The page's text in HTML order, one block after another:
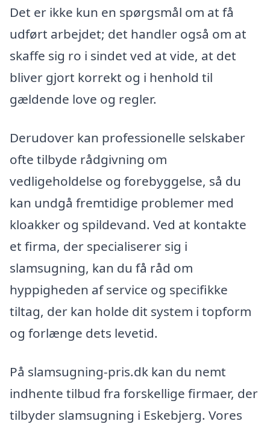
Det er ikke kun en spørgsmål om at få
udført arbejdet; det handler også om at
skaffe sig ro i sindet ved at vide, at det
bliver gjort korrekt og i henhold til
gældende love og regler.
Derudover kan professionelle selskaber
ofte tilbyde rådgivning om
vedligeholdelse og forebyggelse, så du
kan undgå fremtidige problemer med
kloakker og spildevand. Ved at kontakte
et firma, der specialiserer sig i
slamsugning, kan du få råd om
hyppigheden af service og specifikke
tiltag, der kan holde dit system i topform
og forlænge dets levetid.
På slamsugning-pris.dk kan du nemt
indhente tilbud fra forskellige firmaer, der
tilbyder slamsugning i Eskebjerg. Vores